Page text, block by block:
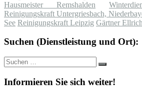
Hausmeister Remshalden
Reinigungskraft Untergriesbach,
See Reinigungskraft Leipzig Gärtner Ellrich
Suchen (Dienstleistung und Ort):
Suche
nach:
Suchen
Informieren Sie sich weiter!